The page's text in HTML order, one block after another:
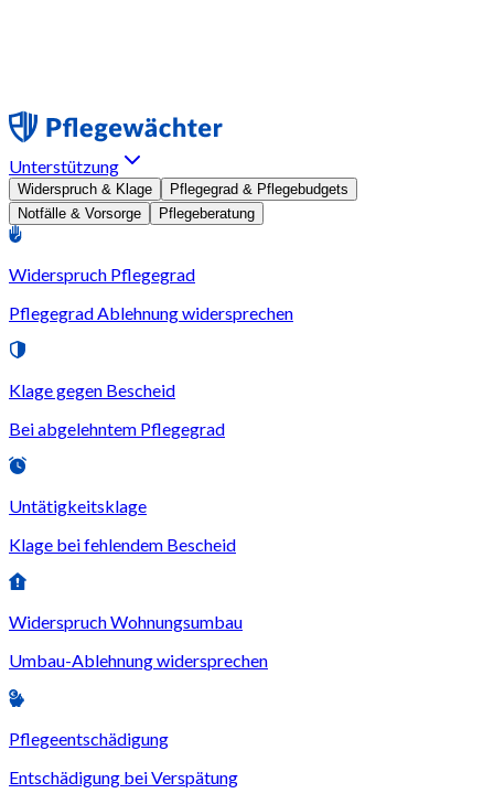
Unterstützung
Widerspruch & Klage
Pflegegrad & Pflegebudgets
Notfälle & Vorsorge
Pflegeberatung
Widerspruch Pflegegrad
Pflegegrad Ablehnung widersprechen
Klage gegen Bescheid
Bei abgelehntem Pflegegrad
Untätigkeitsklage
Klage bei fehlendem Bescheid
Widerspruch Wohnungsumbau
Umbau-Ablehnung widersprechen
Pflegeentschädigung
Entschädigung bei Verspätung